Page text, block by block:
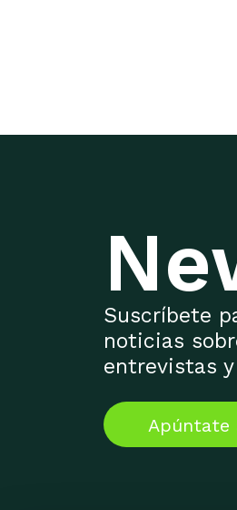
Suscríbete
noticias
entrevistas
Apúntate